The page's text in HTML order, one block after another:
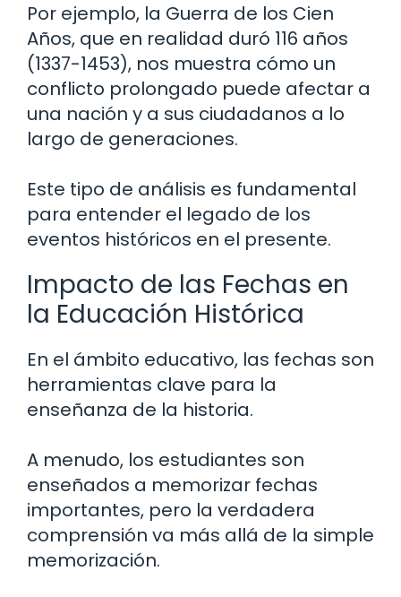
Por ejemplo, la Guerra de los Cien
Años, que en realidad duró 116 años
(1337-1453), nos muestra cómo un
conflicto prolongado puede afectar a
una nación y a sus ciudadanos a lo
largo de generaciones.
Este tipo de análisis es fundamental
para entender el legado de los
eventos históricos en el presente.
Impacto de las Fechas en
la Educación Histórica
En el ámbito educativo, las fechas son
herramientas clave para la
enseñanza de la historia.
A menudo, los estudiantes son
enseñados a memorizar fechas
importantes, pero la verdadera
comprensión va más allá de la simple
memorización.